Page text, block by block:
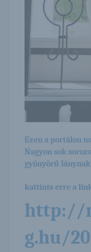
Ezen a portálon
Nagyon sok
gyönyörű
kattints erre a
http://
g.hu/